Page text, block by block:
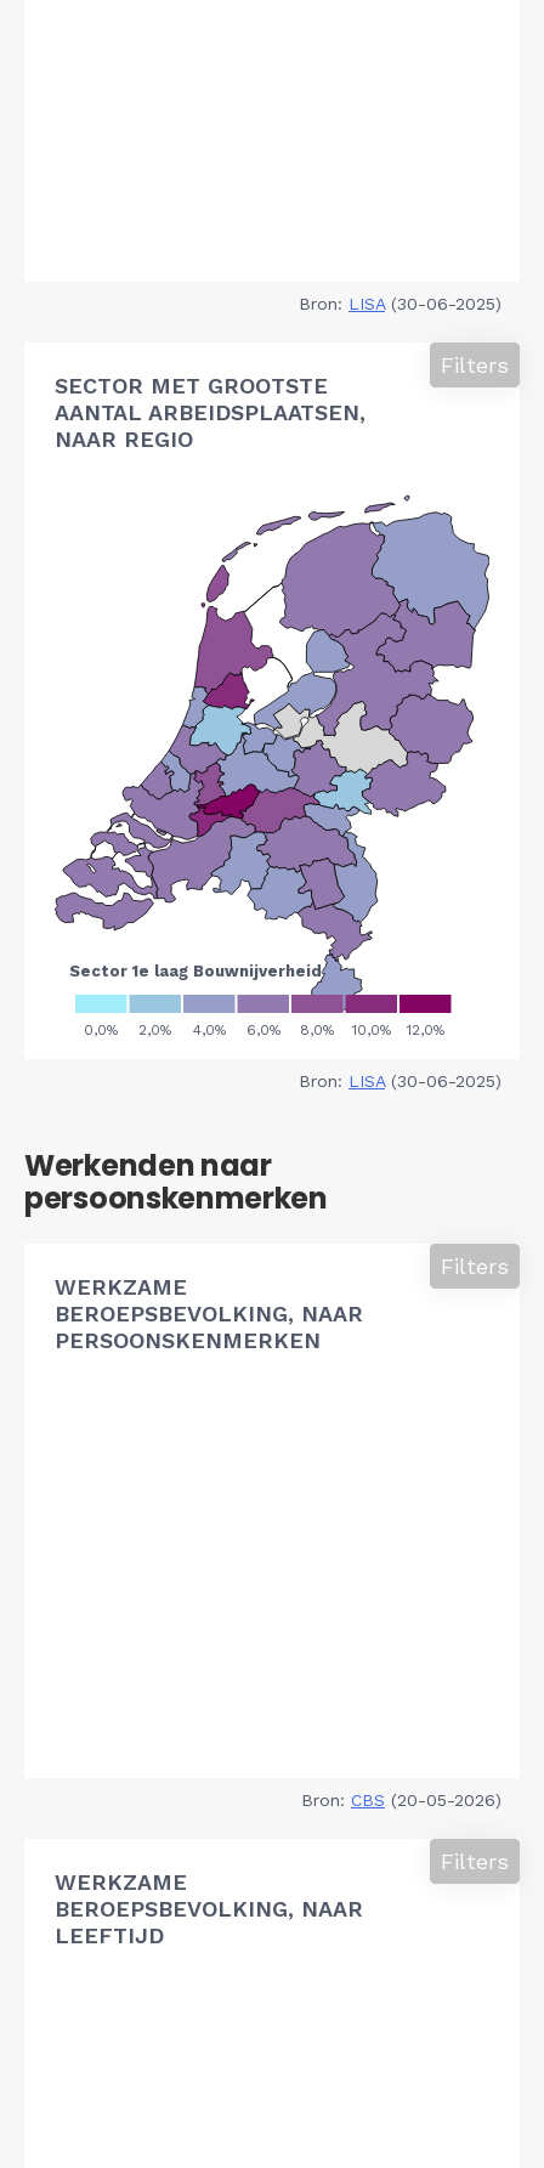
Bron: LISA(30-06-2025)
SECTOR MET GROOTSTE
AANTAL ARBEIDSPLAATSEN,
NAAR REGIO
Filters
Bron: LISA(30-06-2025)
Werkenden naar
persoonskenmerken
WERKZAME
BEROEPSBEVOLKING, NAAR
PERSOONSKENMERKEN
Filters
Bron: CBS (20-05-2026)
WERKZAME
BEROEPSBEVOLKING, NAAR
LEEFTIJD
Filters